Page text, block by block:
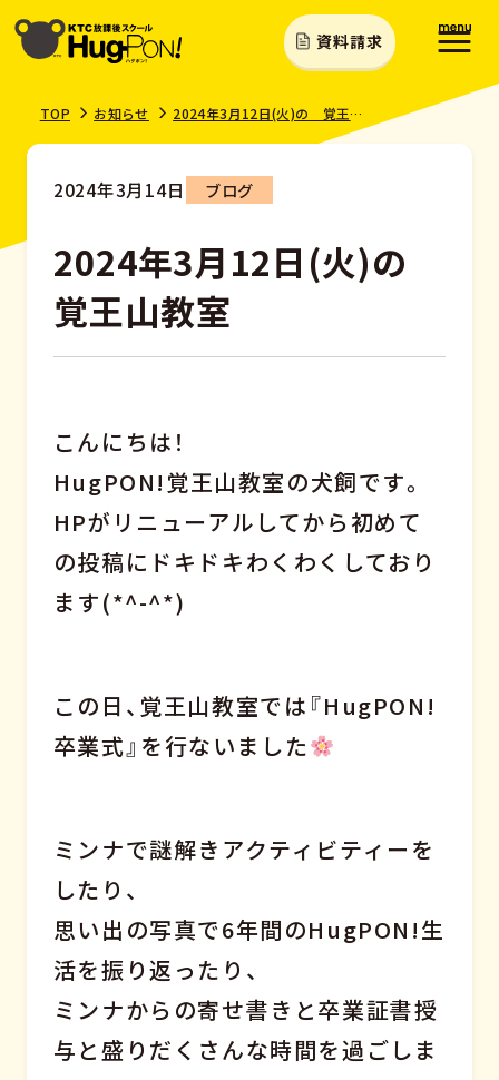
資料請求
TOP お知らせ 2024年3月12日(火)の 覚王山教室
2024年3月14日 ブログ
2024年3月12日(火)の
覚王山教室
こんにちは！
HugPON!覚王山教室の犬飼です。
HPがリニューアルしてから初めて
の投稿にドキドキわくわくしており
ます(*^-^*)
この日、覚王山教室では『HugPON!
卒業式』を行ないました
ミンナで謎解きアクティビティーを
したり、
思い出の写真で6年間のHugPON!生
活を振り返ったり、
ミンナからの寄せ書きと卒業証書授
与と盛りだくさんな時間を過ごしま